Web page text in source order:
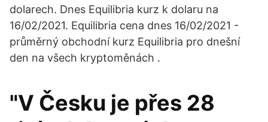
dolarech. Dnes Equilibria kurz k dolaru na
16/02/2021. Equilibria cena dnes 16/02/2021 -
průměrný obchodní kurz Equilibria pro dnešní
den na všech kryptoměnách .
"V Česku je přes 28